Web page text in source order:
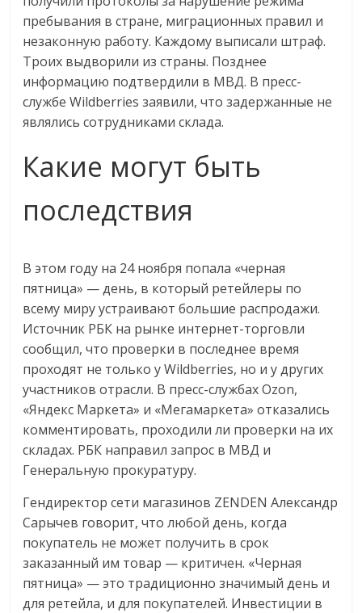
пребывания в стране, миграционных правил и
незаконную работу. Каждому выписали штраф.
Троих выдворили из страны. Позднее
информацию подтвердили в МВД. В пресс-
службе Wildberries заявили, что задержанные не
являлись сотрудниками склада.
Какие могут быть
последствия
В этом году на 24 ноября попала «черная
пятница» — день, в который ретейлеры по
всему миру устраивают большие распродажи.
Источник РБК на рынке интернет-торговли
сообщил, что проверки в последнее время
проходят не только у Wildberries, но и у других
участников отрасли. В пресс-службах Ozon,
«Яндекс Маркета» и «Мегамаркета» отказались
комментировать, проходили ли проверки на их
складах. РБК направил запрос в МВД и
Генеральную прокуратуру.
Гендиректор сети магазинов ZENDEN Александр
Сарычев говорит, что любой день, когда
покупатель не может получить в срок
заказанный им товар — критичен. «Черная
пятница» — это традиционно значимый день и
для ретейла, и для покупателей. Инвестиции в